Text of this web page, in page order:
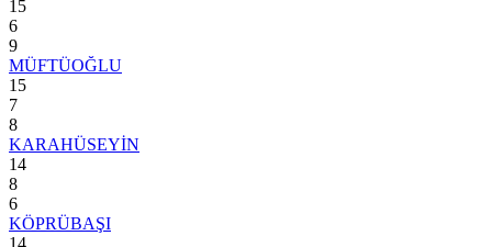
15
6
9
MÜFTÜOĞLU
15
7
8
KARAHÜSEYİN
14
8
6
KÖPRÜBAŞI
14